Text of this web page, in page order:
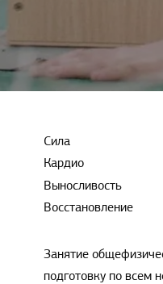
Сила
Кардио
Выносливость
Восстановление
Занятие
подготовку по всем